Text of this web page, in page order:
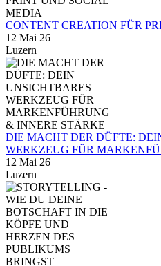
CONTENT CREATION FÜR
12 Mai 26
Luzern
DIE MACHT DER DÜFTE:
WERKZEUG FÜR
12 Mai 26
Luzern